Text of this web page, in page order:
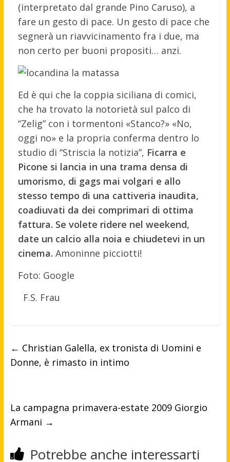
(interpretato dal grande Pino Caruso), a
fare un gesto di pace. Un gesto di pace che
segnerà un riavvicinamento fra i due, ma
non certo per buoni propositi… anzi.
Ed è qui che la coppia siciliana di comici,
che ha trovato la notorietà sul palco di
“Zelig” con i tormentoni «Stanco?» «No,
oggi no» e la propria conferma dentro lo
studio di “Striscia la notizia”, Ficarra e
Picone si lancia in una trama densa di
umorismo, di gags mai volgari e allo
stesso tempo di una cattiveria inaudita,
coadiuvati da dei comprimari di ottima
fattura. Se volete ridere nel weekend,
date un calcio alla noia e chiudetevi in un
cinema. Amoninne picciotti!
Foto: Google
F.S. Frau
← Christian Galella, ex tronista di Uomini e
Donne, è rimasto in intimo
La campagna primavera-estate 2009 Giorgio
Armani →
Potrebbe anche interessarti